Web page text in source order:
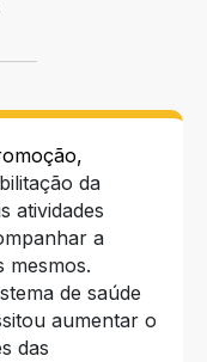
da
atividades
a
mesmos.
de saúde
aumentar o
das